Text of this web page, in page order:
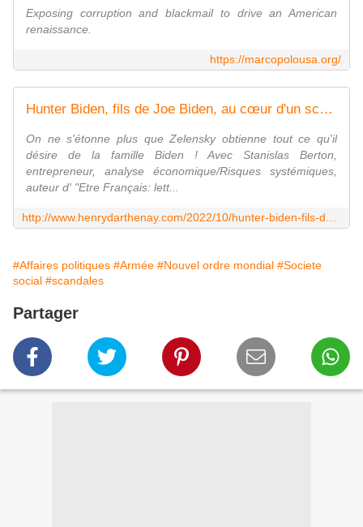
Exposing corruption and blackmail to drive an American
renaissance.
https://marcopolousa.org/
Hunter Biden, fils de Joe Biden, au cœur d'un scandale de corruption - Vouillé un peu d'Histoire
On ne s'étonne plus que Zelensky obtienne tout ce qu'il
désire de la famille Biden ! Avec Stanislas Berton,
entrepreneur, analyse économique/Risques systémiques,
auteur d' "Etre Français: lett...
http://www.henrydarthenay.com/2022/10/hunter-biden-fils-de-joe-biden-au-coeur-d-un-scandale-de-corruption.html
#Affaires politiques #Armée #Nouvel ordre mondial #Societe
social #scandales
Partager